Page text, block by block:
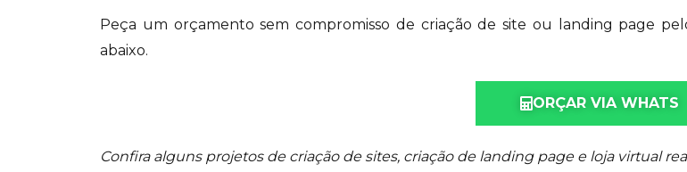
Peça um orçamento sem compromisso de criação de site ou landing page
abaixo.
ORÇAR VIA WHATS
Confira alguns projetos de criação de sites, criação de landing page e loja virtual